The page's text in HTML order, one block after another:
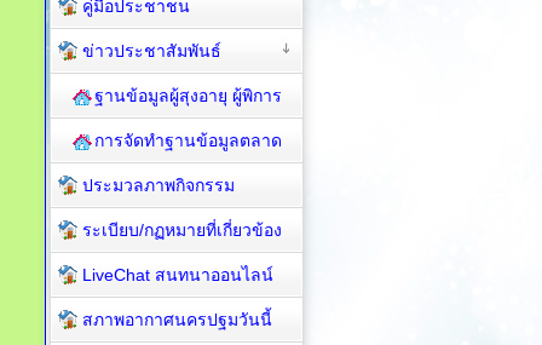
คู่มือประชาชน
ข่าวประชาสัมพันธ์
ฐานข้อมูลผู้สุงอายุ ผู้พิการ
การจัดทำฐานข้อมูลตลาด
ประมวลภาพกิจกรรม
ระเบียบ/กฏหมายที่เกี่ยวข้อง
LiveChat สนทนาออนไลน์
สภาพอากาศนครปฐมวันนี้